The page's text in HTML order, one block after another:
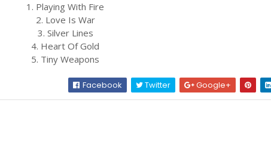
1. Playing With Fire
2. Love Is War
3. Silver Lines
4. Heart Of Gold
5. Tiny Weapons
Facebook Twitter Google+